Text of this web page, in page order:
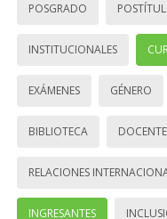
POSGRADO
INSTITUCIONALES
EXÁMENES GÉNERO
BIBLIOTECA
RELACIONES
INGRESANTES